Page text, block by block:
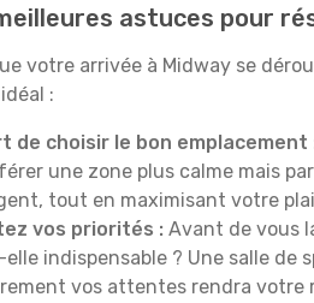
astuces pour
votre arrivée à Midway se
:
de choisir le bon emplacement
une zone plus calme mais
tout en maximisant votre
vos priorités : Avant de vous
indispensable ? Une salle
vos attentes rendra votre